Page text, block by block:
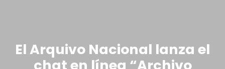
El Arquivo Nacional lanza el
chat en línea “Archivo